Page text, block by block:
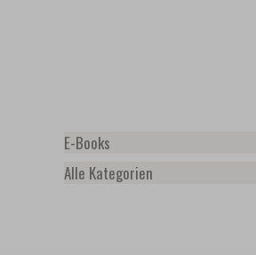
MAGAZIN
NEWSLETTER
E-Books
Alle Kategorien